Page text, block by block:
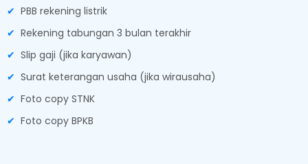
PBB rekening listrik
Rekening tabungan 3 bulan terakhir
Slip gaji (jika karyawan)
Surat keterangan usaha (jika wirausaha)
Foto copy STNK
Foto copy BPKB